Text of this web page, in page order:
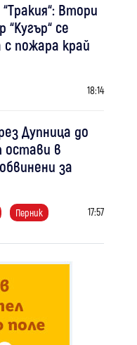
Втори
“Кугър“ се
пожара край
18:14
Дупница до
остави в
за
Перник 17:57